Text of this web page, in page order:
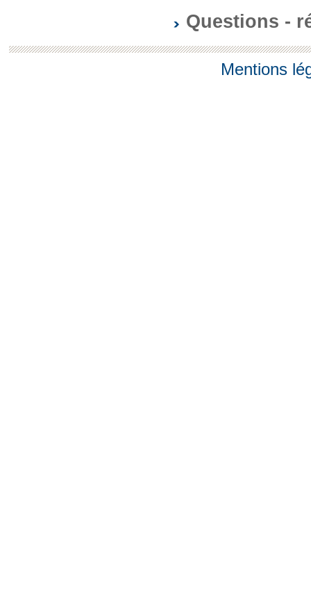
Questions -
Mentions